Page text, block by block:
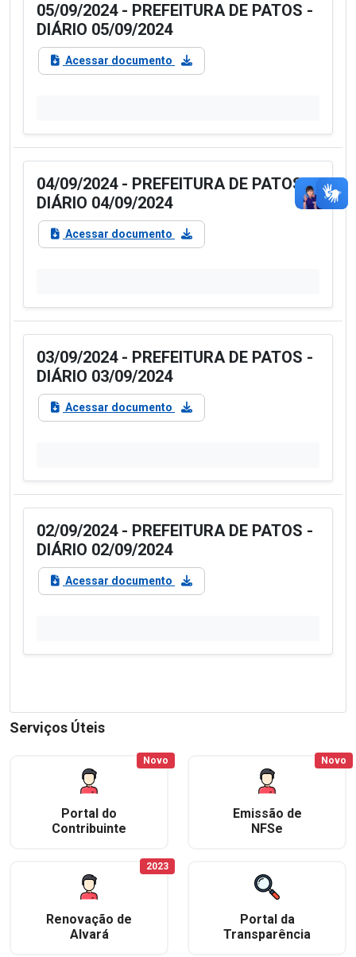
05/09/2024 - PREFEITURA DE PATOS -
DIÁRIO 05/09/2024
Acessar documento
04/09/2024 - PREFEITURA DE PATOS -
DIÁRIO 04/09/2024
Acessar documento
03/09/2024 - PREFEITURA DE PATOS -
DIÁRIO 03/09/2024
Acessar documento
02/09/2024 - PREFEITURA DE PATOS -
DIÁRIO 02/09/2024
Acessar documento
Serviços Úteis
Portal do
Contribuinte
Novo
Emissão de
NFSe
Novo
Renovação de
Alvará
2023
Portal da
Transparência